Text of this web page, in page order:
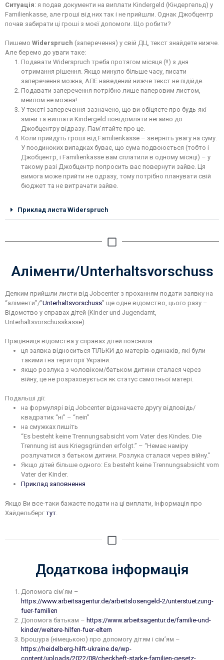
Ситуація: я подав документи на виплати Kindergeld (Кіндергельд) у
Familienkasse, але гроші від них так і не прийшли. Однак Джобцентр
почав забирати ці гроші з моєї допомоги. Що робити?
Пишемо Widerspruch (заперечення) у свій ДЦ, текст знайдете нижче.
Але беремо до уваги таке:
Подавати Widerspruch треба протягом місяця (!!) з дня
отримання рішення. Якщо минуло більше часу, писати
заперечення можна, АЛЕ наведений нижче текст не підійде.
Подавати заперечення потрібно лише паперовим листом,
мейлом не можна!
У тексті заперечення зазначено, що ви обіцяєте про будь-які
зміни та виплати Kindergeld повідомляти негайно до
Джобцентру відразу. Пам’ятайте про це.
Коли прийдуть гроші від Familienkasse – зверніть увагу на суму.
У поодиноких випадках буває, що сума подвоюється (тобто і
Джобцентр, і Familienkasse вам сплатили в одному місяці) – у
такому разі Джобцентр попросить вас повернути зайве. Ця
вимога може прийти не одразу, тому потрібно планувати свій
бюджет та не витрачати зайве.
Приклад листа Widerspruch
Аліменти/Unterhaltsvorschuss
Деяким прийшли листи від Jobcenter з проханням подати заявку на
“аліменти”/”Unterhaltsvorschuss” ще одне відомство, цього разу –
Відомство у справах дітей (Kinder und Jugendamt,
Unterhaltsvorschusskasse).
Працівниця відомства у справах дітей пояснила:
ця заявка відноситься ТІЛЬКИ до матерів-одинаків, які були
такими і на території України.
якщо розлука з чоловіком/батьком дитини сталася через
війну, це не розраховується як статус самотньої матері.
Подальші дії:
на формулярі від Jobcenter відзначаєте другу відповідь/
квадратик “ні” – “nein”
на смужках пишіть
“Es besteht keine Trennungsabsicht vom Vater des Kindes. Die
Trennung ist aus Kriegsgründen erfolgt.” – “Немає наміру
розлучатися з батьком дитини. Розлука сталася через війну.”
Якщо дітей більше одного: Es besteht keine Trennungsabsicht vom
Vater der Kinder.
Приклад заповнення
Якщо Ви все-таки бажаєте подати на ці виплати, інформація про
Хайдельберг тут
Додаткова інформація
Допомога сім’ям –
https://www.arbeitsagentur.de/arbeitslosengeld-2/unterstuetzung-
fuer-familien
Допомога батькам – https://www.arbeitsagentur.de/familie-und-
kinder/weitere-hilfen-fuer-eltern
Брошура (німецькою) про допомогу дітям і сім’ям –
https://heidelberg-hilft-ukraine.de/wp-
content/uploads/2022/08/checkheft-starke-familien-gesetz-